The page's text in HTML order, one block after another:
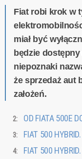
Fiat robi krok w
miał być
będzie
niepoznaki
że sprzedaż aut
założeń.
OD FIATA 500E
FIAT 500
FIAT 500